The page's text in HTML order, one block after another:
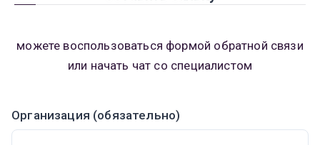
можете воспользоваться формой обратной связи
или начать чат со специалистом
Организация (обязательно)